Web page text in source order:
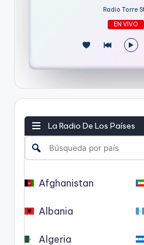
Radio Torre
EN VIVO
La Radio De Los Países
Afghanistan
Albania
Algeria